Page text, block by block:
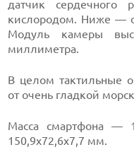
датчик сердечного
кислородом. Ниже —
Модуль камеры
миллиметра.
В целом тактильные
от очень гладкой
Масса смартфона —
150,9х72,6х7,7 мм.